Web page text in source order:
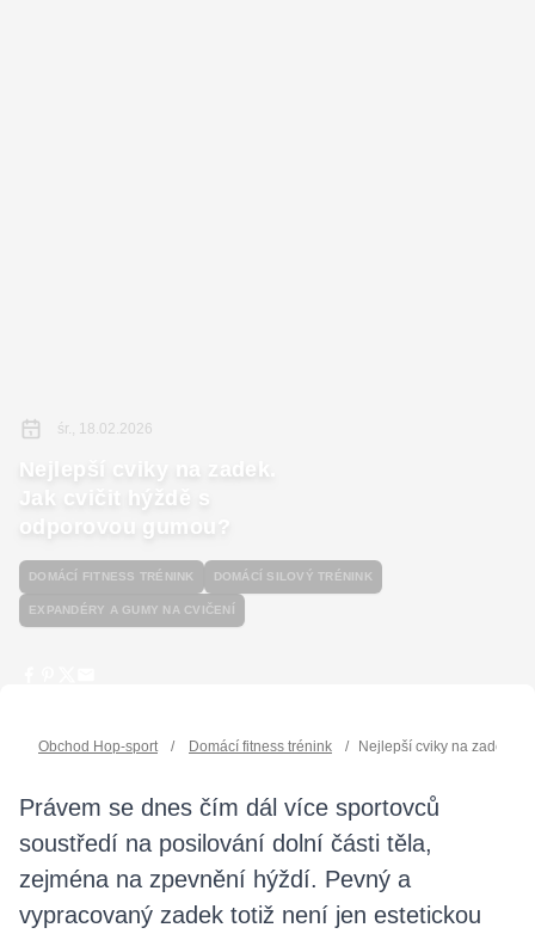
śr., 18.02.2026
Nejlepší cviky na zadek.
Jak cvičit hýždě s
odporovou gumou?
DOMÁCÍ FITNESS TRÉNINK DOMÁCÍ SILOVÝ TRÉNINK
EXPANDÉRY A GUMY NA CVIČENÍ
Obchod Hop-sport / Domácí fitness trénink / Nejlepší cviky na zadek.
Právem se dnes čím dál více sportovců
soustředí na posilování dolní části těla,
zejména na zpevnění hýždí. Pevný a
vypracovaný zadek totiž není jen estetickou